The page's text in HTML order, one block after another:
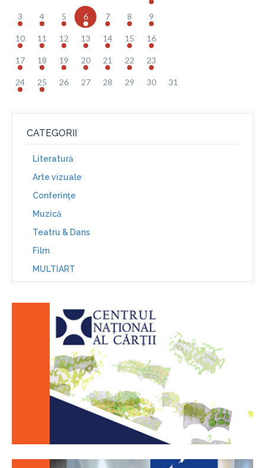
3 4 5 6 7 8 9
10 11 12 13 14 15 16
17 18 19 20 21 22 23
24 25 26 27 28 29 30 31
CATEGORII
Literatură
Arte vizuale
Conferinţe
Muzică
Teatru & Dans
Film
MULTIART